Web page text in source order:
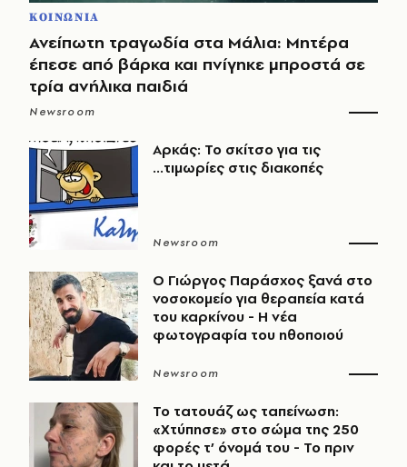
ΚΟΙΝΩΝΙΑ
Ανείπωτη τραγωδία στα Μάλια: Μητέρα
έπεσε από βάρκα και πνίγηκε μπροστά σε
τρία ανήλικα παιδιά
Newsroom
Αρκάς: Το σκίτσο για τις
...τιμωρίες στις διακοπές
Newsroom
O Γιώργος Παράσχος ξανά στο
νοσοκομείο για θεραπεία κατά
του καρκίνου - Η νέα
φωτογραφία του ηθοποιού
Newsroom
Το τατουάζ ως ταπείνωση:
«Χτύπησε» στο σώμα της 250
φορές τ’ όνομά του - Το πριν